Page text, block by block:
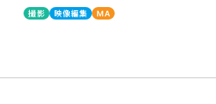
撮影 映像編集 MA